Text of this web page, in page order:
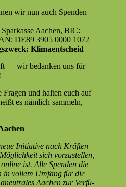
wir nun auch Spenden
Aachen, BIC:
DE89 3905 0000 1072
Klimaentscheid
— wir bedanken uns für
Fra­gen und hal­ten euch auf
es näm­lich sam­meln,
Ini­tia­tive nach Kräften
sich vorzustellen,
ist. Alle Spenden die
in vollem Umfang für die
Aachen zur Ver­fü­